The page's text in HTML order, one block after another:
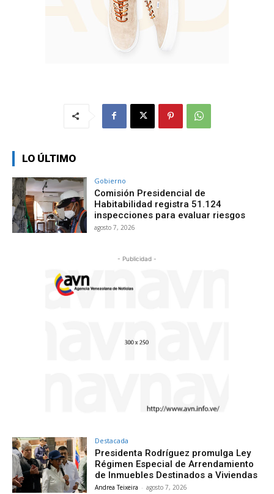
LO ÚLTIMO
Gobierno
Comisión Presidencial de
Habitabilidad registra 51.124
inspecciones para evaluar riesgos
agosto 7, 2026
- Publicidad -
Destacada
Presidenta Rodríguez promulga Ley
Régimen Especial de Arrendamiento
de Inmuebles Destinados a Viviendas
Andrea Teixeira - agosto 7, 2026